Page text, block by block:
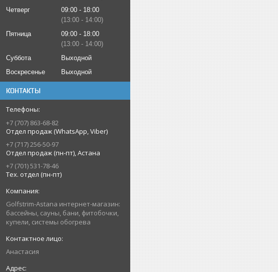
Четверг
09:00
18:00
13:00
14:00
Пятница
09:00
18:00
13:00
14:00
Суббота
Выходной
Воскресенье
Выходной
КОНТАКТЫ
+7 (707) 863-68-82
Отдел продаж (WhatsApp, Viber)
+7 (717) 256-50-97
Отдел продаж (пн-пт), Астана
+7 (701) 531-78-46
Тех. отдел (пн-пт)
Golfstrim-Astana интернет-магазин:
бассейны, сауны, бани, фитобочки,
купели, системы обогрева
Анастасия